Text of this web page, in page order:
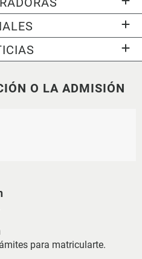
O LA ADMISIÓN
para matricularte.